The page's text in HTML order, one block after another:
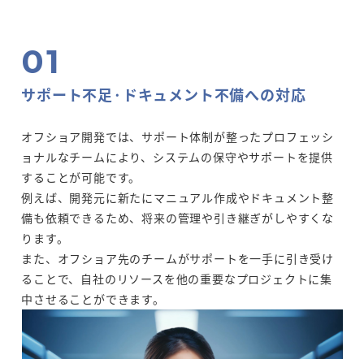
サポート不足·ドキュメント不備への対応
オフショア開発では、サポート体制が整ったプロフェッシ
ョナルなチームにより、システムの保守やサポートを提供
することが可能です。
例えば、開発元に新たにマニュアル作成やドキュメント整
備も依頼できるため、将来の管理や引き継ぎがしやすくな
ります。
また、オフショア先のチームがサポートを一手に引き受け
ることで、自社のリソースを他の重要なプロジェクトに集
中させることができます。